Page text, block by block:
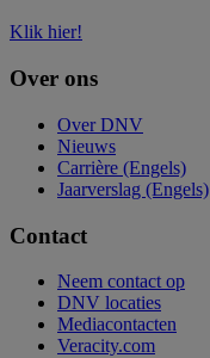
Klik hier!
Over ons
Over DNV
Nieuws
Carrière (Engels)
Jaarverslag (Engels)
Contact
Neem contact op
DNV locaties
Mediacontacten
Veracity.com